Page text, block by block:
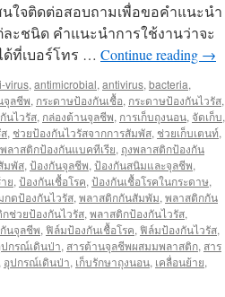
สนใจติดต่อสอบถามเพื่อขอคำแนะนำ
ะชนิด คำแนะนำการใช้งานว่าจะ
ด้ที่เบอร์โทร … Continue reading →
virus, antimicrobial, antivirus, bacteria,
จุลชีพ, กระดาษป้องกันเชื้อ, กระดาษป้องกันไวรัส,
นไวรัส, กล่องต้านจุลชีพ, การเก็บถุงนอน, จัดเก็บ,
, ช่วยป้องกันไวรัสจากการสัมพัส, ช่วยเก็บเตนท์,
ลาสติกป้องกันแบคทีเรีย, ถุงพลาสติกป้องกัน
มพัส, ป้องกันจุลชีพ, ป้องกันสนิมและจุลชีพ,
ย, ป้องกันเชื้อโรค, ป้องกันเชื้อโรคในกระดาษ,
กดป้องกันไวรัส, พลาสติกกันสัมพัม, พลาสติกกัน
ช่วยป้องกันไวรัส, พลาสติกป้องกันไวรัส,
นจุลชีพ, ฟิล์มป้องกันเชื้อโรค, ฟิล์มป้องกันไวรัส,
กรณ์เดินป่า, สารต้านจุลชีพผสมมพลาสติก, สาร
อุปกรณ์เดินป่า, เก็บรักษาถุงนอน, เคลื่อนย้าย,